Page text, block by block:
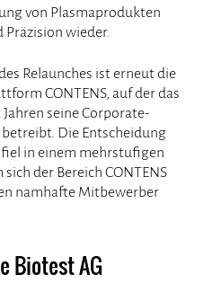
von Plasmaprodukten
wieder.
Relaunches ist erneut die
CONTENS, auf der das
seine Corporate-
Die Entscheidung
fiel in einem mehrstufigen
der Bereich CONTENS
namhafte Mitbewerber
Biotest AG